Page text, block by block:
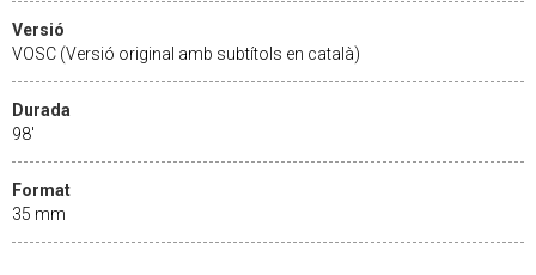
Versió
VOSC (Versió original amb subtítols en català)
Durada
98'
Format
35 mm